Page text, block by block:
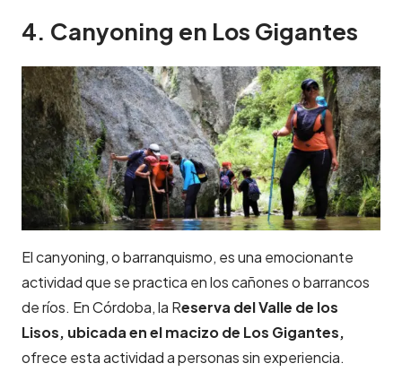
4. Canyoning en Los Gigantes
El canyoning, o barranquismo, es una emocionante
actividad que se practica en los cañones o barrancos
de ríos. En Córdoba, la Reserva del Valle de los
Lisos, ubicada en el macizo de Los Gigantes,
ofrece esta actividad a personas sin experiencia.